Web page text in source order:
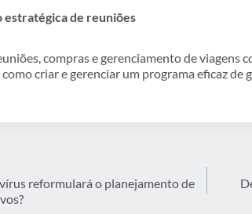
estratégica de reuniões
compras e gerenciamento de
criar e gerenciar um programa eficaz
reformulará o planejamento de